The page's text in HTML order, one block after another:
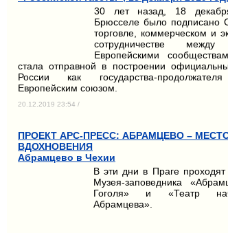
30 лет назад, 18
Брюсселе было подписано
торговле, коммерческом и
сотрудничестве
Европейскими
стала отправной в построении
России как государства-
Европейским союзом.
20.12.2019 23:54 /
ПРОЕКТ АРС-ПРЕСС: АБРАМЦЕВО –
ВДОХНОВЕНИЯ
Абрамцево в Чехии
В эти дни в Праге проходят
Музея-заповедника
Гоголя» и «Театр
Абрамцева».